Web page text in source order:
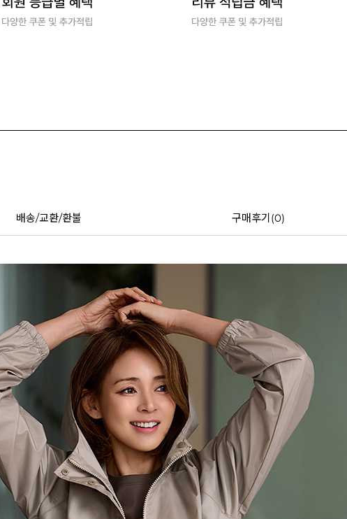
배송/교환/환불 구매후기(0)